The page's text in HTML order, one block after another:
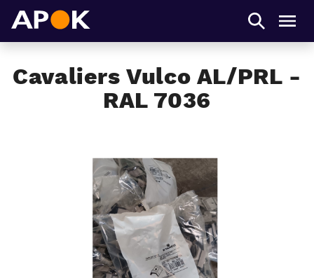
Cavaliers Vulco AL/PRL -
RAL 7036